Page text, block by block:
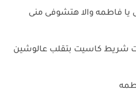
يا فاطمه والا هتشوفى منى
انت شريط كاسيت بتقلب عالوشين